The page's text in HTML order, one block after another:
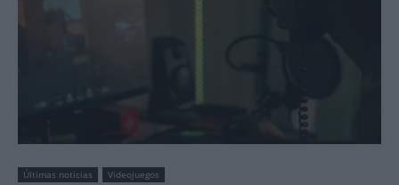
Últimas noticias Videojuegos